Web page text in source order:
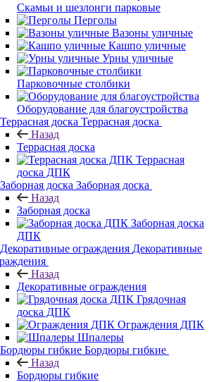
Скамьи и шезлонги парковые
Перголы
Вазоны уличные
Кашпо уличные
Урны уличные
Парковочные столбики
Оборудование для благоустройства
Террасная доска
Назад
Террасная доска
Террасная
доска ДПК
Заборная доска
Назад
Заборная доска
Заборная доска
ДПК
Декоративные
Назад
Декоративные ограждения
Грядочная
доска ДПК
Ограждения ДПК
Шпалеры
Бордюры гибкие
Назад
Бордюры гибкие